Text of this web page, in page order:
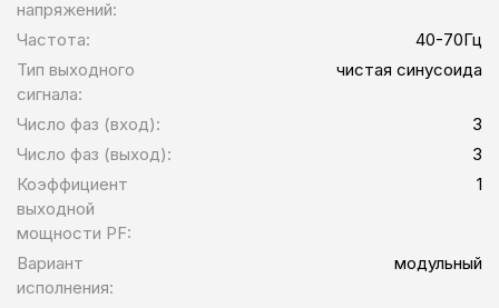
напряжений:
Частота:
40-70Гц
Тип выходного
сигнала:
чистая синусоида
Число фаз (вход):
3
Число фаз (выход):
3
Коэффициент
выходной
мощности PF:
1
Вариант
исполнения:
модульный